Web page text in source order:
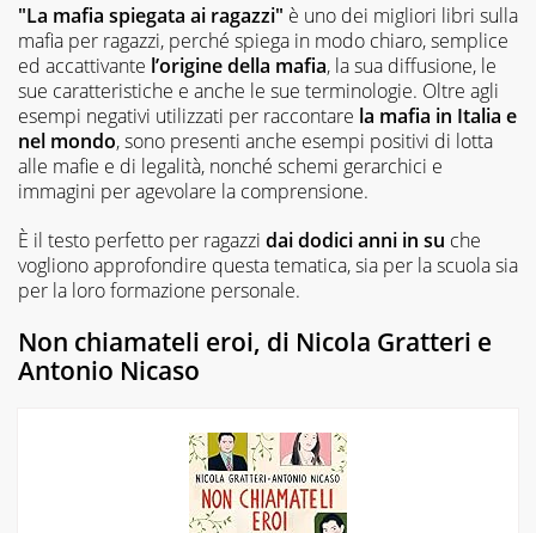
"La mafia spiegata ai ragazzi" è uno dei migliori libri sulla
mafia per ragazzi, perché spiega in modo chiaro, semplice
ed accattivante l’origine della mafia, la sua diffusione, le
sue caratteristiche e anche le sue terminologie. Oltre agli
esempi negativi utilizzati per raccontare la mafia in Italia e
nel mondo, sono presenti anche esempi positivi di lotta
alle mafie e di legalità, nonché schemi gerarchici e
immagini per agevolare la comprensione.
È il testo perfetto per ragazzi dai dodici anni in su che
vogliono approfondire questa tematica, sia per la scuola sia
per la loro formazione personale.
Non chiamateli eroi, di Nicola Gratteri e
Antonio Nicaso